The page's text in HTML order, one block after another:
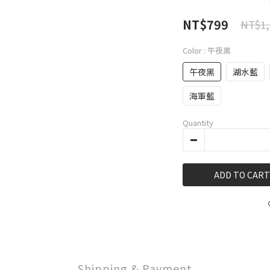
NT$799
Color : 午夜黑
午夜黑
湖水藍
海軍藍
Quantity
ADD TO CART